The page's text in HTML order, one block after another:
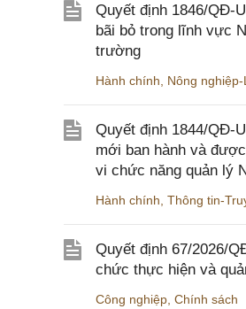
Quyết định 1846/QĐ-
bãi bỏ trong lĩnh vực
trường
Hành chính Nông
Quyết định 1844/QĐ-
mới ban hành và
vi chức năng quản lý
Hành chính Thông tin-
Quyết định 67/2026/
chức thực hiện và
Công nghiệp Chính sách